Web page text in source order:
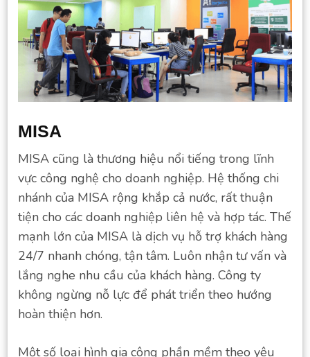
MISA
MISA cũng là thương hiệu nổi tiếng trong lĩnh
vực công nghệ cho doanh nghiệp. Hệ thống chi
nhánh của MISA rộng khắp cả nước, rất thuận
tiện cho các doanh nghiệp liên hệ và hợp tác. Thế
mạnh lớn của MISA là dịch vụ hỗ trợ khách hàng
24/7 nhanh chóng, tận tâm. Luôn nhận tư vấn và
lắng nghe nhu cầu của khách hàng. Công ty
không ngừng nỗ lực để phát triển theo hướng
hoàn thiện hơn.
Một số loại hình gia công phần mềm theo yêu